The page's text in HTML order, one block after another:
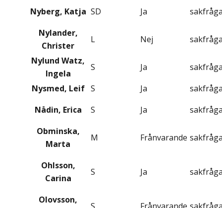
Nyberg, Katja SD Ja
Nylander,
Christer
L Nej
Nylund Watz,
Ingela
S Ja
Nysmed, Leif S Ja
Nådin, Erica
S Ja
Obminska,
Marta
M Frånvarande
Ohlsson,
Carina
S Ja
Olovsson,